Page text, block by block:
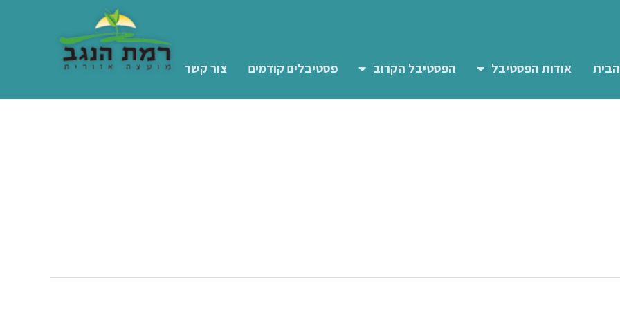
אודות הפסטיבל הפסטיבל הקרוב פסטיבלים קודמים צור קשר